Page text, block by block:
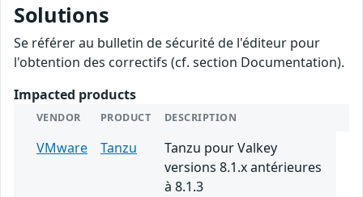
Solutions
Se référer au bulletin de sécurité de l'éditeur pour
l'obtention des correctifs (cf. section Documentation).
Impacted products
VENDOR PRODUCT DESCRIPTION
VMware Tanzu
Tanzu pour Valkey
versions 8.1.x antérieures
à 8.1.3